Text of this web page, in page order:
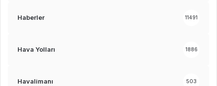
Haberler 11491
Hava Yolları 1886
Havalimanı 503